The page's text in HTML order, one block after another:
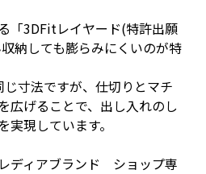
「3DFitレイヤード(特許出願
納しても膨らみにくいのが特
寸法ですが、仕切りとマチ
広げることで、出し入れのし
現しています。
ディアブランド ショップ専